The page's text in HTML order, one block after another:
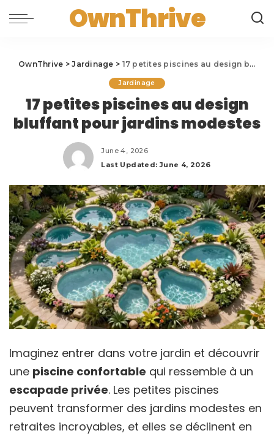
OwnThrive
OwnThrive >Jardinage > 17 petites piscines au design bluffant pour jardins modestes
Jardinage
17 petites piscines au design
bluffant pour jardins modestes
June 4, 2026
Last Updated: June 4, 2026
Imaginez entrer dans votre jardin et découvrir
une piscine confortable qui ressemble à un
escapade privée. Les petites piscines
peuvent transformer des jardins modestes en
retraites incroyables, et elles se déclinent en